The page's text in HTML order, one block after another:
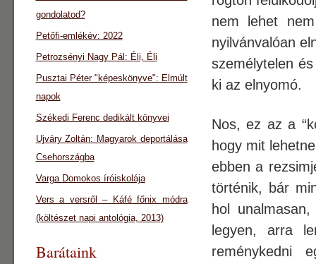
nem lehet
nyilvánvalóan
személytelen
ki az elnyomó.
Nos, ez az a
hogy mit
ebben a
történik, bár
hol
legyen, arra
reménykedni
gondolatod?
Petőfi-emlékév: 2022
Petrozsényi Nagy Pál: Éli, Éli
Pusztai Péter "képeskönyve": Elmúlt
napok
Székedi Ferenc dedikált könyvei
Ujváry Zoltán: Magyarok deportálása
Csehországba
Varga Domokos íróiskolája
Vers a versről – Káfé főnix módra
(költészet napi antológia, 2013)
Barátaink